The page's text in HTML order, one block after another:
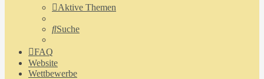
Aktive Themen
Suche
FAQ
Website
Wettbewerbe